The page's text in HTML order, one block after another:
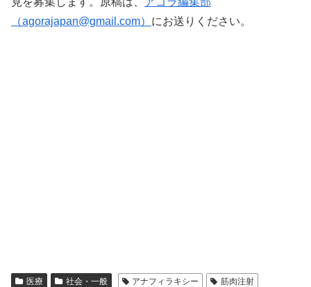
（agorajapan@gmail.com） にお送りください。
医療 社会・一般 アナフィラキシー 筋肉注射